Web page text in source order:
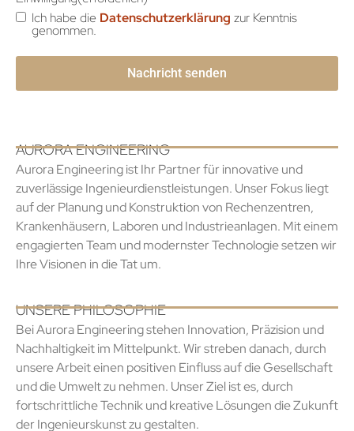
Ich habe die Datenschutzerklärung zur Kenntnis
genommen.
AURORA ENGINEERING
Aurora Engineering ist Ihr Partner für innovative und
zuverlässige Ingenieurdienstleistungen. Unser Fokus liegt
auf der Planung und Konstruktion von Rechenzentren,
Krankenhäusern, Laboren und Industrieanlagen. Mit einem
engagierten Team und modernster Technologie setzen wir
Ihre Visionen in die Tat um.
UNSERE PHILOSOPHIE
Bei Aurora Engineering stehen Innovation, Präzision und
Nachhaltigkeit im Mittelpunkt. Wir streben danach, durch
unsere Arbeit einen positiven Einfluss auf die Gesellschaft
und die Umwelt zu nehmen. Unser Ziel ist es, durch
fortschrittliche Technik und kreative Lösungen die Zukunft
der Ingenieurskunst zu gestalten.